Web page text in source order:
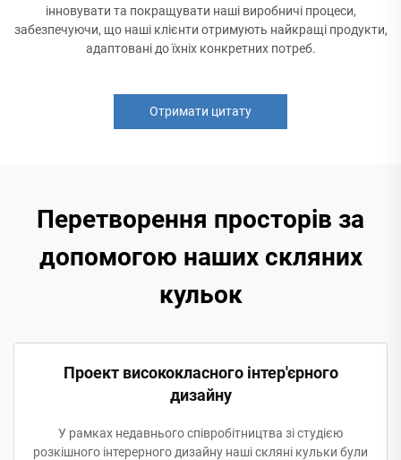
інновувати та покращувати наші виробничі процеси,
забезпечуючи, що наші клієнти отримують найкращі продукти,
адаптовані до їхніх конкретних потреб.
Отримати цитату
Перетворення просторів за
допомогою наших скляних
кульок
Проект висококласного інтер'єрного
дизайну
У рамках недавнього співробітництва зі студією
розкішного інтерерного дизайну наші скляні кульки були